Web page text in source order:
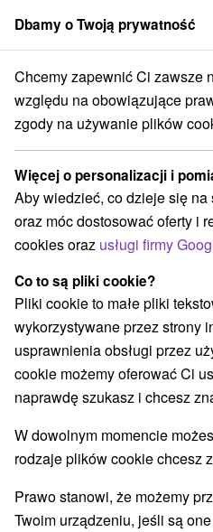
członek grupySorger
Krásny Brod Monastier
Monastier
Ducha Krásny
Wyświetl stronę internetową
+421 57 7480 080
Opinii Google
Monastyr 220
068 01 Krásny Brod
GPS:
N +49° 13'
E +21° 53'
Dbamy o Twoją prywatność
Chcemy zapewnić Ci zawsze
względu na obowiązujące
zgody na używanie plików
Więcej o personalizacji i
Aby wiedzieć, co dzieje się
oraz móc dostosować oferty i
cookies oraz usługi firmy
Co to są pliki cookie?
Pliki cookie to małe pliki
wykorzystywane przez strony
usprawnienia obsługi przez
cookie możemy oferować Ci
naprawdę szukasz i chcesz
W dowolnym momencie
rodzaje plików cookie chcesz
Prawo stanowi, że możemy
Twoim urządzeniu, jeśli są